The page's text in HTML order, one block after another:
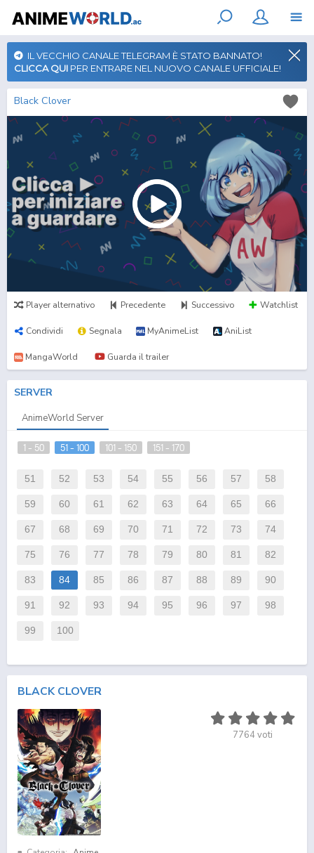
IL VECCHIO CANALE TELEGRAM È STATO BANNATO!
CLICCA QUI PER ENTRARE NEL NUOVO CANALE UFFICIALE!
Black Clover
Player alternativo Precedente Successivo Watchlist
Condividi Segnala MyAnimeList AniList
MangaWorld Guarda il trailer
SERVER
AnimeWorld Server
1 - 50 51 - 100 101 - 150 151 - 170
51 52 53 54 55 56 57 58
59 60 61 62 63 64 65 66
67 68 69 70 71 72 73 74
75 76 77 78 79 80 81 82
83 84 85 86 87 88 89 90
91 92 93 94 95 96 97 98
99 100
BLACK CLOVER
7764voti